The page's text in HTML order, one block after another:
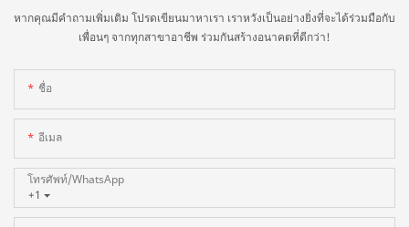
หากคุณมีคำถามเพิ่มเติม โปรดเขียนมาหาเรา เราหวังเป็นอย่างยิ่งที่จะได้ร่วมมือกับ
เพื่อนๆ จากทุกสาขาอาชีพ ร่วมกันสร้างอนาคตที่ดีกว่า!
ชื่อ
อีเมล
+1
โทรศัพท์/WhatsApp